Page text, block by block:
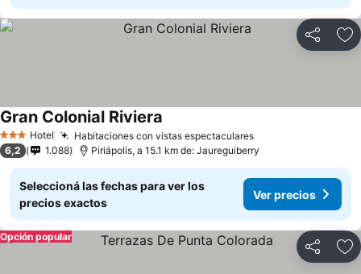
Compartir
3 Estrellas
Hotel Habitaciones con vistas espectaculares
Gran Colonial Riviera
6,2 1.088 Piriápolis, a 15.1 km de: Jaureguiberry
Seleccioná las fechas para ver los
precios exactos
Ver precios
Compartir
Opción popular